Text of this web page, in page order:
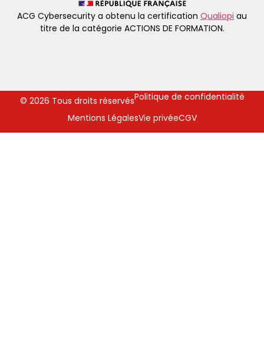
ACG Cybersecurity a obtenu la certification Qualiopi au
titre de la catégorie ACTIONS DE FORMATION.
© 2026 Tous droits réservés
CGV
Politique de confidentialité
Mentions LégalesVie privée